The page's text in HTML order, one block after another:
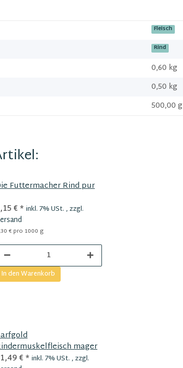
Fleisch
Rind
0,60 kg
0,50 kg
500,00 g
Futtermacher Rind pur
€* inkl. 7% USt. , zzgl.
€ pro 1000 g
In den Warenkorb
mager
€* inkl. 7% USt. , zzgl.